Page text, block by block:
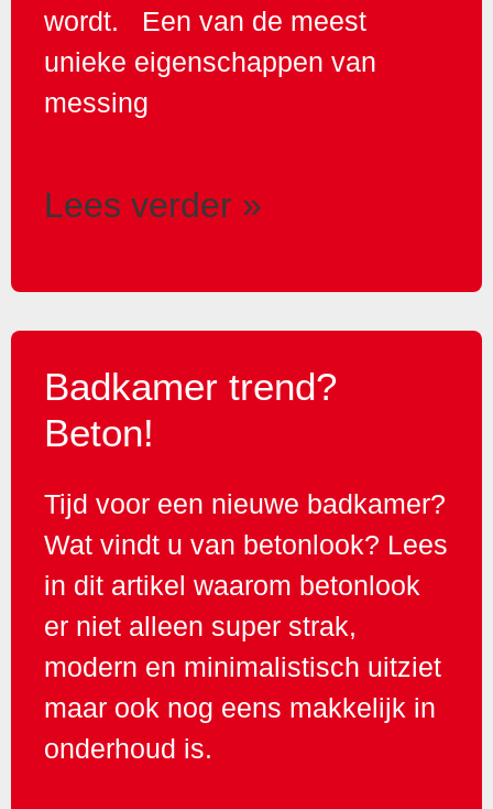
wordt. Een van de meest
unieke eigenschappen van
messing
Lees verder »
Badkamer trend?
Beton!
Tijd voor een nieuwe badkamer?
Wat vindt u van betonlook? Lees
in dit artikel waarom betonlook
er niet alleen super strak,
modern en minimalistisch uitziet
maar ook nog eens makkelijk in
onderhoud is.